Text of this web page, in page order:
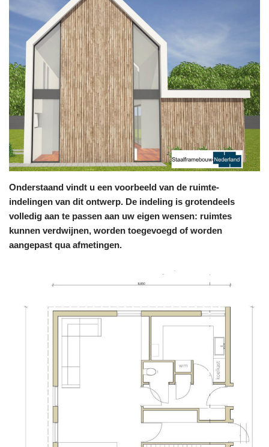
Onderstaand vindt u een voorbeeld van de ruimte-
indelingen van dit ontwerp. De indeling is grotendeels
volledig aan te passen aan uw eigen wensen: ruimtes
kunnen verdwijnen, worden toegevoegd of worden
aangepast qua afmetingen.